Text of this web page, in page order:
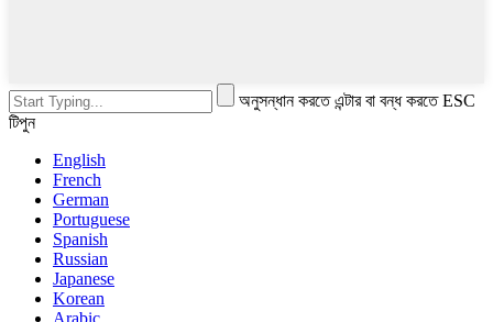
অনুসন্ধান করতে এন্টার বা বন্ধ করতে ESC
টিপুন
English
French
German
Portuguese
Spanish
Russian
Japanese
Korean
Arabic